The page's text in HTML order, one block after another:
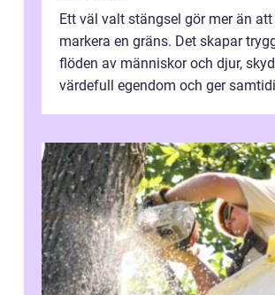
Ett väl valt stängsel gör mer än att
markera en gräns. Det skapar
flöden av människor och djur,
värdefull egendom och ger